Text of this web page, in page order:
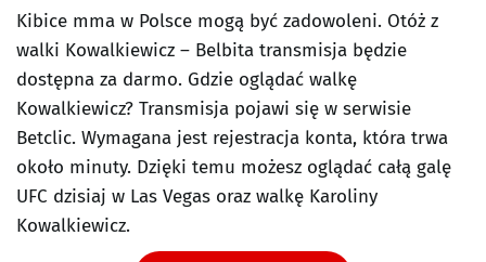
Kibice mma w Polsce mogą być zadowoleni. Otóż z
walki Kowalkiewicz – Belbita transmisja będzie
dostępna za darmo. Gdzie oglądać walkę
Kowalkiewicz? Transmisja pojawi się w serwisie
Betclic. Wymagana jest rejestracja konta, która trwa
około minuty. Dzięki temu możesz oglądać całą galę
UFC dzisiaj w Las Vegas oraz walkę Karoliny
Kowalkiewicz.